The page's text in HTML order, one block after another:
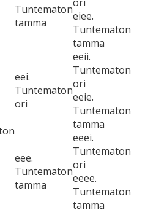
Tuntematon
tamma
eiee.
Tuntematon
tamma
eei.
Tuntematon
ori
eeii.
Tuntematon
ori
eeie.
Tuntematon
tamma
eee.
Tuntematon
tamma
eeei.
Tuntematon
ori
eeee.
Tuntematon
tamma